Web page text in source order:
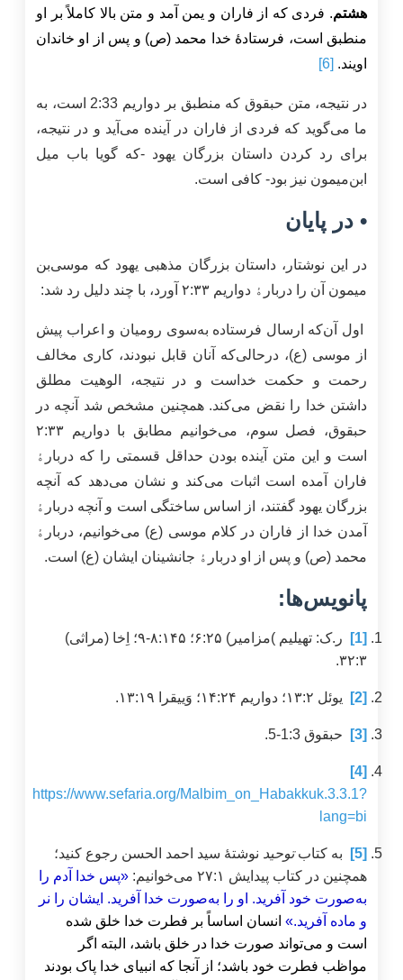
هشتم. فردی که از فاران و یمن آمد و متن بالا کاملاً بر او
منطبق است، فرستادۀ خدا محمد (ص) و پس از او خاندان
اویند. [6]
در نتیجه، متن حبقوق که منطبق بر دواریم 2:33 است، به
ما می‌گوید که فردی از فاران در آینده می‌آید و در نتیجه،
برای رد کردن داستان بزرگان یهود -که گویا باب میل
ابن‌میمون نیز بود- کافی است.
• در پایان
در این نوشتار، داستان بزرگان مذهبی یهود که موسی‌بن
میمون آن را دربارﮤ دواریم ۲:۳۳ آورد، با چند دلیل رد شد:
اول آن‌که ارسال فرستاده به‌سوی رومیان و اعراب پیش
از موسی (ع)، درحالی‌که آنان قابل نبودند، کاری مخالف
رحمت و حکمت خداست و در نتیجه، الوهیت مطلق
داشتن خدا را نقض می‌کند. همچنین مشخص شد آنچه در
حبقوق، فصل سوم، می‌خوانیم مطابق با دواریم ۲:۳۳
است و این متن آینده بودن حداقل قسمتی را که دربارﮤ
فاران آمده است اثبات می‌کند و نشان می‌دهد که آنچه
بزرگان یهود گفتند، از اساس ساختگی است و آنچه دربارﮤ
آمدن خدا از فاران در کلام موسی (ع) می‌خوانیم، دربارﮤ
محمد (ص) و پس از او دربارﮤ جانشینان ایشان (ع) است.
پانویس‌ها:
[1]
ر.ک: تهیلیم )مزامیر) ۶:۲۵؛ ۸:۱۴۵-۹؛ اِخا (مراثی)
۳۲:۳.
[2] یوئل ۱۳:۲؛ دواریم ۱۴:۲۴؛ وَییقرا ۱۳:۱۹.
[3] حبقوق 1:3-5.
[4]
https://www.sefaria.org/Malbim_on_Habakkuk.3.3.1?
lang=bi
[5] به کتابتوحید نوشتۀ سید احمد الحسن رجوع کنید؛
همچنین در کتاب پیدایش ۲۷:۱ می‌خوانیم:
«پس خدا آدم را
به‌صورت خود آفرید. او را به‌صورت خدا آفرید. ایشان را نر
و ماده آفرید.» انسان اساساً بر فطرت خدا خلق شده
است و می‌تواند صورت خدا در خلق باشد، البته اگر
مواظب فطرت خود باشد؛ از آنجا که انبیای خدا پاک بودند